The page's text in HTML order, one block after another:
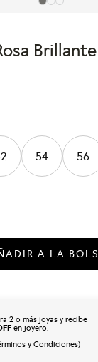
Brillante
54 56
A LA
2 o más joyas y recibe
en joyero.
y Condiciones)